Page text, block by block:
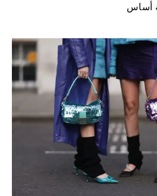
أساس